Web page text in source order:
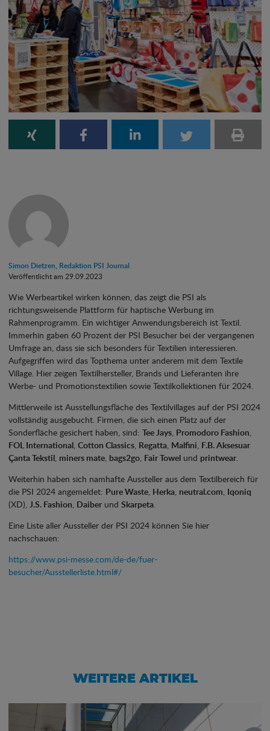
Simon Dietzen, Redaktion PSI Journal
Veröffentlicht am 29.09.2023
Wie Werbeartikel wirken können, das zeigt die PSI als
richtungsweisende Plattform für haptische Werbung im
Rahmenprogramm. Ein wichtiger Anwendungsbereich ist Textil.
Immerhin gaben 60 Prozent der PSI Besucher bei der vergangenen
Umfrage an, dass sie sich besonders für Textilien interessieren.
Aufgegriffen wird das Topthema unter anderem mit dem Textile
Village. Hier zeigen Textilhersteller, Brands und Lieferanten ihre
Werbe- und Promotionstextilien sowie Textilkollektionen für 2024.
Mittlerweile ist Ausstellungsfläche des Textilvillages auf der PSI 2024
vollständig ausgebucht. Firmen, die sich einen Platz auf der
Sonderfläche gesichert haben, sind: Tee Jays Promodoro Fashion
FOL International Cotton Classics Regatta Malfini F.B. Aksesuar
Çanta Tekstil miners mate bags2go Fair Towel und printwear
Weiterhin haben sich namhafte Aussteller aus dem Textilbereich für
die PSI 2024 angemeldet: Pure Waste Herka neutral.com Iqoniq
(XD), J.S. Fashion Daiber und Skarpeta
Eine Liste aller Aussteller der PSI 2024 können Sie hier
nachschauen:
https://www.psi-messe.com/de-de/fuer-
besucher/Ausstellerliste.html#/
WEITERE ARTIKEL